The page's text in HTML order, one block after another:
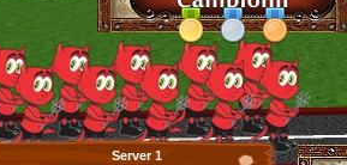
Server 1